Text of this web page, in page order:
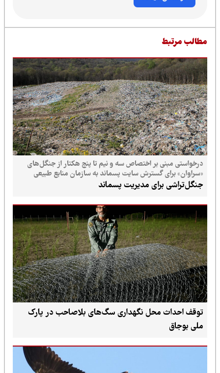
مرتبط
درخواستی مبنی بر اختصاص سه و نیم تا پنج هکتار از جنگل‌های
«سراوان» برای گسترش سایت پسماند به سازمان منابع طبیعی
ارسال شده است
جنگل‌تراشی برای مدیریت پسماند
توقف احداث محل نگهداری سگ‌های بلاصاحب در پارک
ملی بوجاق